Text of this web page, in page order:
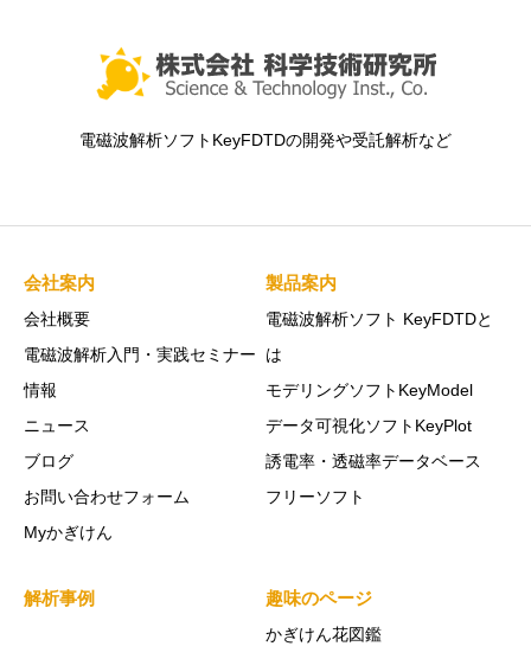
電磁波解析ソフトKeyFDTDの開発や受託解析など
会社案内
会社概要
電磁波解析入門・実践セミナー
情報
ニュース
ブログ
お問い合わせフォーム
Myかぎけん
製品案内
電磁波解析ソフト KeyFDTDと
は
モデリングソフトKeyModel
データ可視化ソフトKeyPlot
誘電率・透磁率データベース
フリーソフト
解析事例 趣味のページ
かぎけん花図鑑